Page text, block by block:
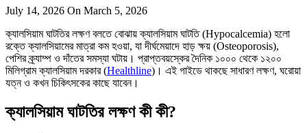
July 14, 2026 On March 5, 2026
ক্যালসিয়াম ঘাটতির লক্ষণ বলতে বোঝায় ক্যালসিয়াম ঘাটতি (Hypocalcemia) হলো
রক্তে ক্যালসিয়ামের মাত্রা কম হওয়া, যা দীর্ঘমেয়াদে হাড় ক্ষয় (Osteoporosis),
পেশির ক্র্যাম্প ও দাঁতের সমস্যা ঘটায়। প্রাপ্তবয়স্কের দৈনিক ১০০০ থেকে ১২০০
মিলিগ্রাম ক্যালসিয়াম দরকার (Healthline)। এই গাইডে থাকছে সাধারণ লক্ষণ, ঘরোয়া
যত্ন ও কখন চিকিৎসকের কাছে যাবেন।
ক্যালসিয়াম ঘাটতির লক্ষণ কী কী?